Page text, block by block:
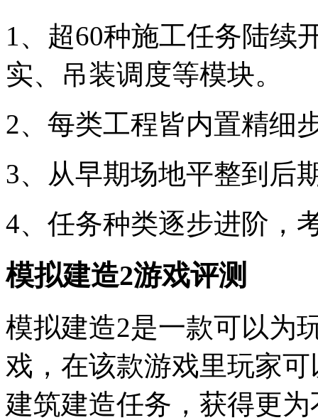
1、超60种施工任务陆续
实、吊装调度等模块。
2、每类工程皆内置精细
3、从早期场地平整到后
4、任务种类逐步进阶，
模拟建造2游戏评测
模拟建造2是一款可以为
戏，在该款游戏里玩家
建筑建造任务，获得更